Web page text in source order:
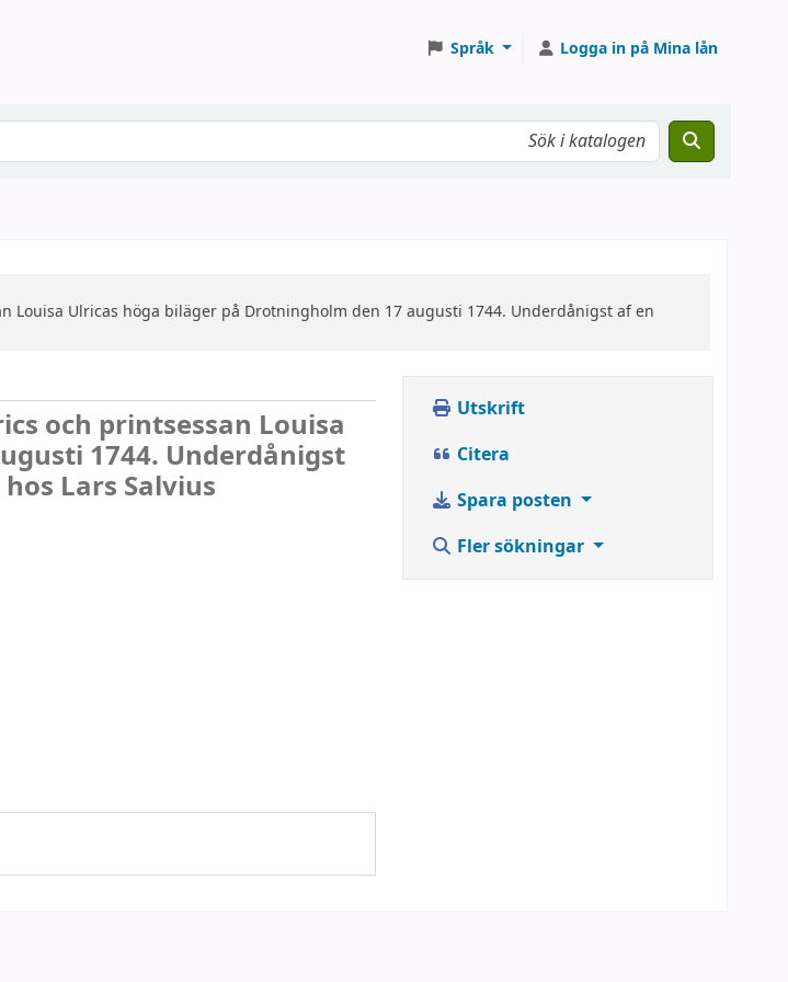
Språk Logga in på Mina lån
Ulricas höga biläger på Drotningholm den 17 augusti 1744. Underdånigst af en
och printsessan Louisa
1744. Underdånigst
Lars Salvius
Utskrift
Citera
Spara posten
Fler sökningar